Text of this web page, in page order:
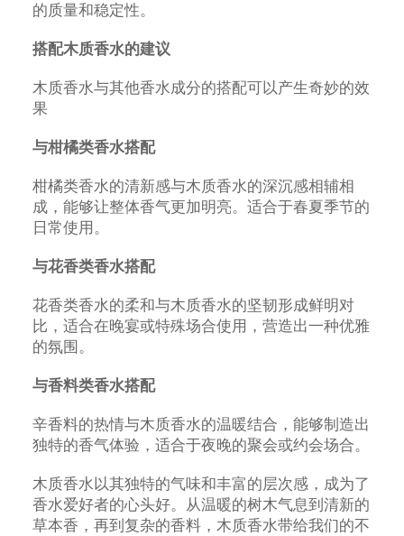
的质量和稳定性。
搭配木质香水的建议
木质香水与其他香水成分的搭配可以产生奇妙的效
果
与柑橘类香水搭配
柑橘类香水的清新感与木质香水的深沉感相辅相
成，能够让整体香气更加明亮。适合于春夏季节的
日常使用。
与花香类香水搭配
花香类香水的柔和与木质香水的坚韧形成鲜明对
比，适合在晚宴或特殊场合使用，营造出一种优雅
的氛围。
与香料类香水搭配
辛香料的热情与木质香水的温暖结合，能够制造出
独特的香气体验，适合于夜晚的聚会或约会场合。
木质香水以其独特的气味和丰富的层次感，成为了
香水爱好者的心头好。从温暖的树木气息到清新的
草本香，再到复杂的香料，木质香水带给我们的不